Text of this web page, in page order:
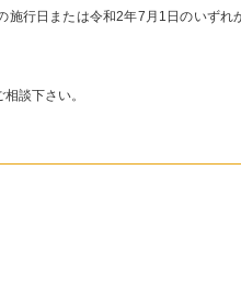
施行日または令和2年7月1日のいず
談下さい。